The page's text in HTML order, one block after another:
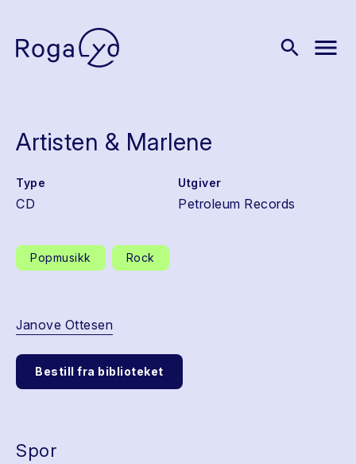
search menu
Artisten & Marlene
Type
CD
Utgiver
Petroleum Records
Popmusikk Rock
Janove Ottesen
Bestill fra biblioteket
Spor